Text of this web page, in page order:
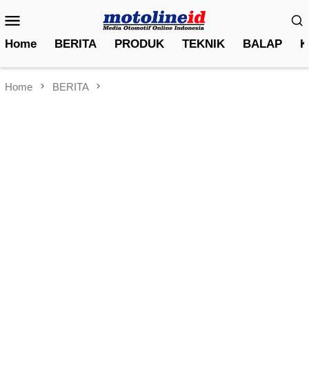
to
contentMenu
Home BERITA PRODUK TEKNIK BALAP
Home BERITA